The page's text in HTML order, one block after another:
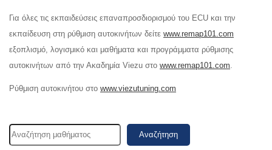
Για όλες τις εκπαιδεύσεις επαναπροσδιορισμού του ECU και την
εκπαίδευση στη ρύθμιση αυτοκινήτων δείτε www.remap101.com
εξοπλισμό, λογισμικό και μαθήματα και προγράμματα ρύθμισης
αυτοκινήτων από την Ακαδημία Viezu στο www.remap101.com.
Ρύθμιση αυτοκινήτου στο www.viezutuning.com
Αναζήτηση